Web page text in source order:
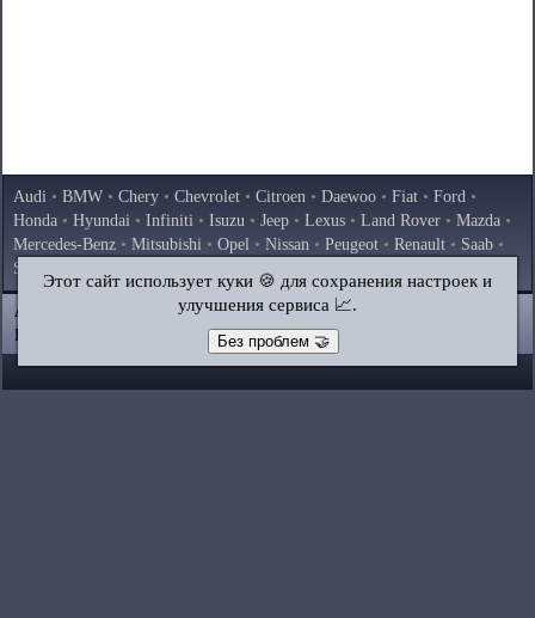
Audi • BMW • Chery • Chevrolet • Citroen • Daewoo • Fiat • Ford •
Honda • Hyundai • Infiniti • Isuzu • Jeep • Lexus • Land Rover • Mazda •
Mercedes-Benz • Mitsubishi • Opel • Nissan • Peugeot • Renault • Saab •
Skoda
AutoInstruction.ru © 2020–2026|Полная версия
Карта сайта
Контакты|Поиск по сайту
Этот сайт использует куки 🍪 для сохранения настроек и
улучшения сервиса 📈.
Без проблем 🤝